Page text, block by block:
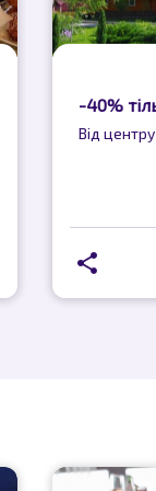
-40%
Від